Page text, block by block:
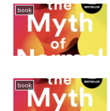
book
book